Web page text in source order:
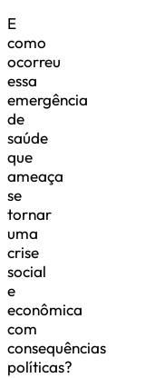
E
como
ocorreu
essa
emergência
de
saúde
que
ameaça
se
tornar
uma
crise
social
e
econômica
com
consequências
políticas?